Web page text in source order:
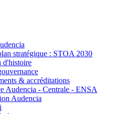
stratégique : STOA 2030
d'histoire
& accréditations
Audencia - Centrale - ENSA
Audencia